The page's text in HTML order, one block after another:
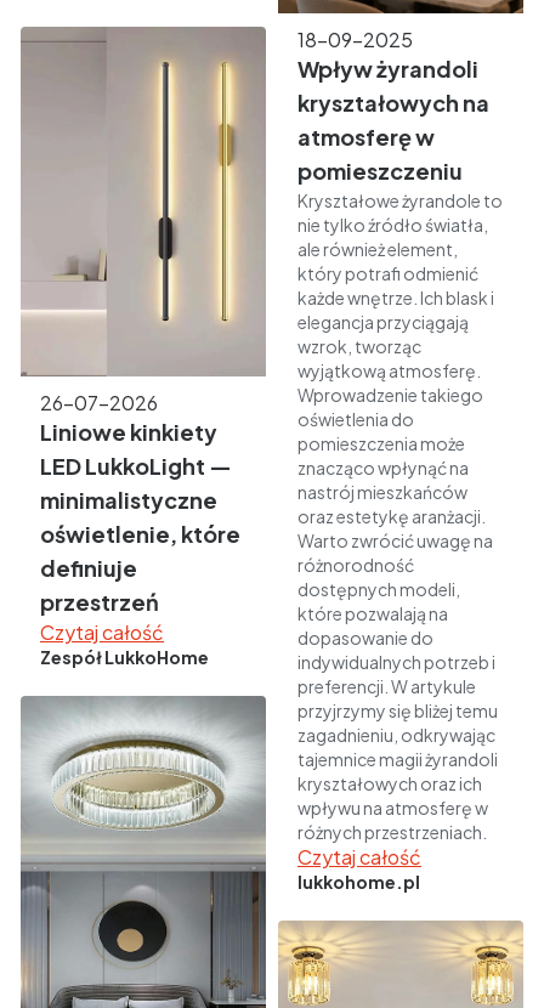
26-07-2026
Liniowe kinkiety
LED LukkoLight —
minimalistyczne
oświetlenie, które
definiuje
przestrzeń
Czytaj całość
Zespół LukkoHome
18-09-2025
Wpływ żyrandoli
kryształowych na
atmosferę w
pomieszczeniu
Kryształowe żyrandole to
nie tylko źródło światła,
ale również element,
który potrafi odmienić
każde wnętrze. Ich blask i
elegancja przyciągają
wzrok, tworząc
wyjątkową atmosferę.
Wprowadzenie takiego
oświetlenia do
pomieszczenia może
znacząco wpłynąć na
nastrój mieszkańców
oraz estetykę aranżacji.
Warto zwrócić uwagę na
różnorodność
dostępnych modeli,
które pozwalają na
dopasowanie do
indywidualnych potrzeb i
preferencji. W artykule
przyjrzymy się bliżej temu
zagadnieniu, odkrywając
tajemnice magii żyrandoli
kryształowych oraz ich
wpływu na atmosferę w
różnych przestrzeniach.
Czytaj całość
lukkohome.pl